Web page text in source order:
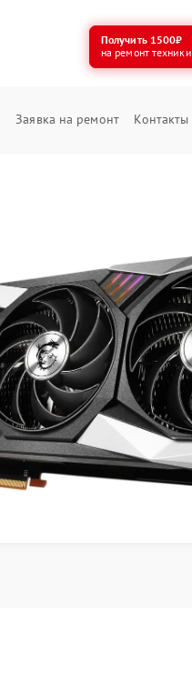
Получить 1500₽
на ремонт техники
Заявка на ремонт Контакты